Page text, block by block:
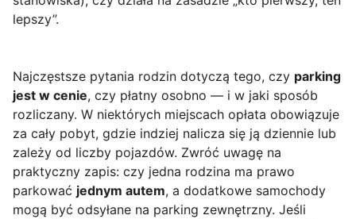
lepszy”.
Najczęstsze pytania rodzin dotyczą tego, czy parking
jest w cenie, czy płatny osobno — i w jaki sposób
rozliczany. W niektórych miejscach opłata obowiązuje
za cały pobyt, gdzie indziej nalicza się ją dziennie lub
zależy od liczby pojazdów. Zwróć uwagę na
praktyczny zapis: czy jedna rodzina ma prawo
parkować jednym autem, a dodatkowe samochody
mogą być odsyłane na parking zewnętrzny. Jeśli